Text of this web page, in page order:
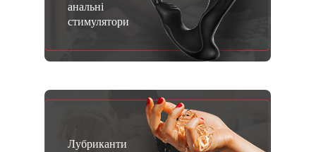
анальні
стимулятори
Лубриканти